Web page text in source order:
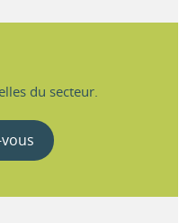
du secteur.